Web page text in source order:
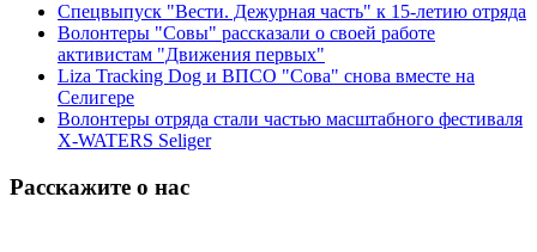
Спецвыпуск "Вести. Дежурная часть" к 15-летию отряда
Волонтеры "Совы" рассказали о своей работе
активистам "Движения первых"
Liza Tracking Dog и ВПСО "Сова" снова вместе на
Селигере
Волонтеры отряда стали частью масштабного фестиваля
X-WATERS Seliger
Расскажите о нас